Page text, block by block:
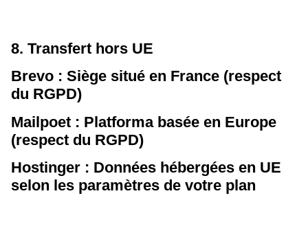
8. Transfert hors UE
Brevo : Siège situé en France (respect
du RGPD)
Mailpoet : Platforma basée en Europe
(respect du RGPD)
Hostinger : Données hébergées en UE
selon les paramètres de votre plan